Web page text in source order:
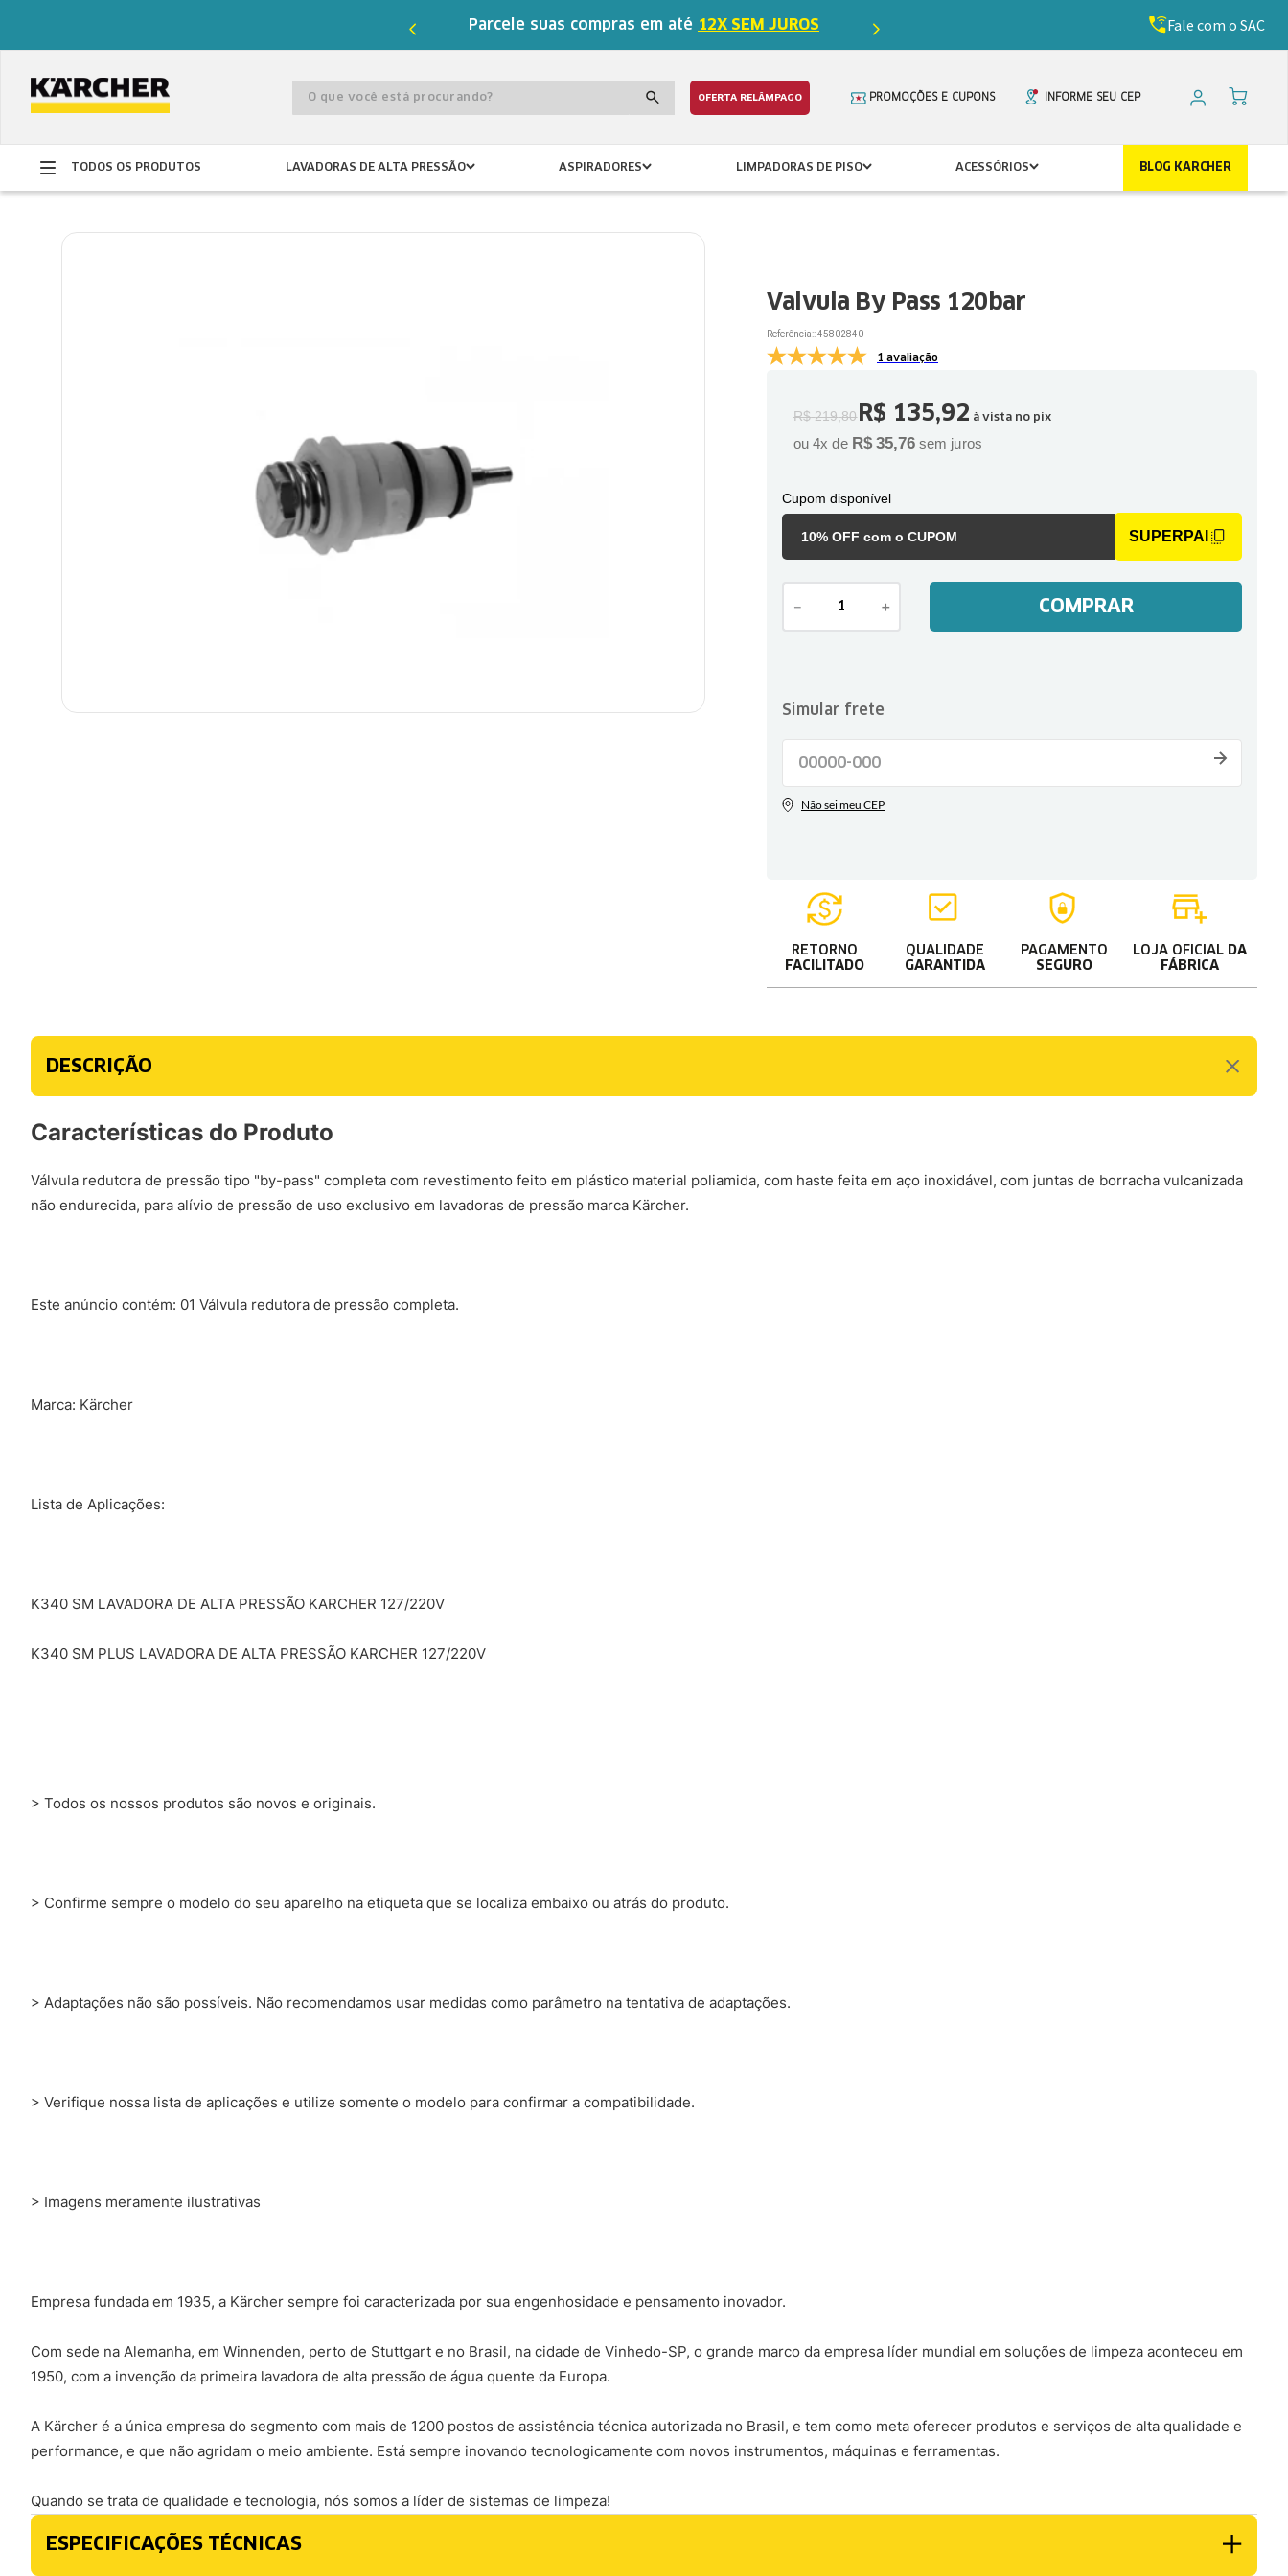
Parcele suas compras em até 12X SEM JUROS de desconto com o cupomFale com o SAC
O que você está procurando? OFERTA RELÂMPAGO PROMOÇÕES E CUPONS INFORME SEU CEP
TODOS OS PRODUTOS LAVADORAS DE ALTA PRESSÃO ASPIRADORES LIMPADORAS DE PISO ACESSÓRIOS BLOG KARCHER
Valvula By Pass 120bar
Referência::45802840
1 avaliação
R$ 219,80R$ 135,92 à vista no pix
ou4x de R$ 35,76 sem juros
Cupom disponível
10% OFF com o CUPOM SUPERPAI
＋
－ COMPRAR
RETORNO
FACILITADO
QUALIDADE
GARANTIDA
PAGAMENTO
SEGURO
LOJA OFICIAL DA
FÁBRICA
DESCRIÇÃO
Características do Produto
Válvula redutora de pressão tipo "by-pass" completa com revestimento feito em plástico material poliamida, com haste feita em aço inoxidável, com juntas de borracha vulcanizada
não endurecida, para alívio de pressão de uso exclusivo em lavadoras de pressão marca Kärcher.
Este anúncio contém: 01 Válvula redutora de pressão completa.
Marca: Kärcher
Lista de Aplicações:
K340 SM LAVADORA DE ALTA PRESSÃO KARCHER 127/220V
K340 SM PLUS LAVADORA DE ALTA PRESSÃO KARCHER 127/220V
> Todos os nossos produtos são novos e originais.
> Confirme sempre o modelo do seu aparelho na etiqueta que se localiza embaixo ou atrás do produto.
> Adaptações não são possíveis. Não recomendamos usar medidas como parâmetro na tentativa de adaptações.
> Verifique nossa lista de aplicações e utilize somente o modelo para confirmar a compatibilidade.
> Imagens meramente ilustrativas
Empresa fundada em 1935, a Kärcher sempre foi caracterizada por sua engenhosidade e pensamento inovador.
Com sede na Alemanha, em Winnenden, perto de Stuttgart e no Brasil, na cidade de Vinhedo-SP, o grande marco da empresa líder mundial em soluções de limpeza aconteceu em
1950, com a invenção da primeira lavadora de alta pressão de água quente da Europa.
A Kärcher é a única empresa do segmento com mais de 1200 postos de assistência técnica autorizada no Brasil, e tem como meta oferecer produtos e serviços de alta qualidade e
performance, e que não agridam o meio ambiente. Está sempre inovando tecnologicamente com novos instrumentos, máquinas e ferramentas.
Quando se trata de qualidade e tecnologia, nós somos a líder de sistemas de limpeza!
ESPECIFICAÇÕES TÉCNICAS